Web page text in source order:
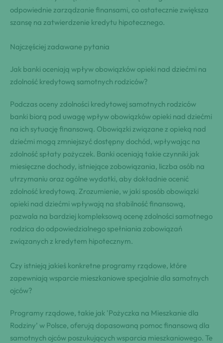
odpowiednie zarządzanie finansami, co ostatecznie zwiększa
szansę na zatwierdzenie kredytu hipotecznego.
Najczęściej zadawane pytania
Jak banki oceniają wpływ obowiązków opieki nad dziećmi na
zdolność kredytową samotnych rodziców?
Podczas oceny zdolności kredytowej samotnych rodziców
banki biorą pod uwagę wpływ obowiązków opieki nad dziećmi
na ich sytuację finansową. Obowiązki związane z opieką nad
dziećmi mogą zmniejszyć dostępny dochód, wpływając na
zdolność spłaty pożyczek. Banki oceniają takie czynniki jak
miesięczne dochody, istniejące zobowiązania, liczba osób na
utrzymaniu oraz ogólne wydatki, aby dokładnie ocenić
zdolność kredytową. Zrozumienie, w jaki sposób obowiązki
opieki nad dziećmi wpływają na stabilność finansową,
pozwala na bardziej kompleksową ocenę zdolności samotnego
rodzica do odpowiedzialnego spełniania zobowiązań
związanych z kredytem hipotecznym.
Czy istnieją jakieś konkretne programy rządowe, które
zapewniają wsparcie mieszkaniowe specjalnie dla samotnych
ojców?
Programy rządowe, takie jak 'Pożyczka na Mieszkanie dla
Rodziny’ w Polsce, oferują dopasowaną pomoc finansową dla
samotnych ojców poszukujących wsparcia mieszkaniowego. Te